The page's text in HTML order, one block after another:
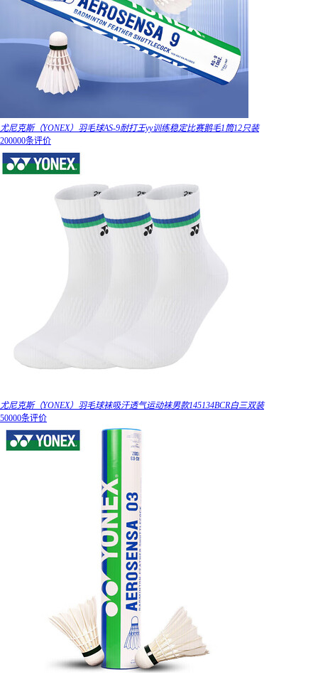
尤尼克斯（YONEX）羽毛球AS-9耐打王yy训练稳定比赛鹅毛1筒12只装
200000条评价
尤尼克斯（YONEX）羽毛球袜吸汗透气运动袜男款145134BCR白三双装
50000条评价